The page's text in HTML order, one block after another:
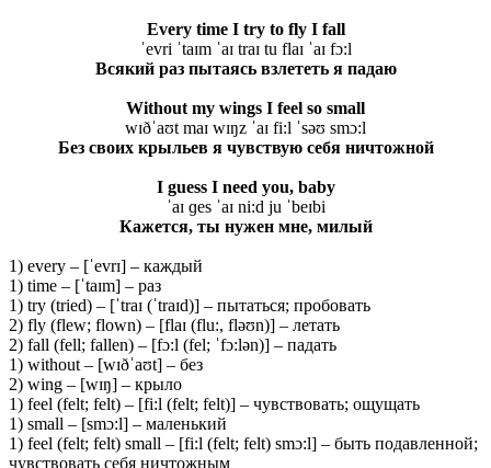
Every time I try to fly I fall
ˈevri ˈtaɪm ˈaɪ traɪ tu flaɪ ˈaɪ fɔ:l
Всякий раз пытаясь взлететь я падаю
Without my wings I feel so small
wɪðˈaʊt maɪ wɪŋz ˈaɪ fi:l ˈsəʊ smɔ:l
Без своих крыльев я чувствую себя ничтожной
I guess I need you, baby
ˈaɪ ɡes ˈaɪ ni:d ju ˈbeɪbi
Кажется, ты нужен мне, милый
1) every – [ˈevrɪ] – каждый
1) time – [ˈtaɪm] – раз
1) try (tried) – [ˈtraɪ (ˈtraɪd)] – пытаться; пробовать
2) fly (flew; flown) – [flaɪ (flu:, fləʊn)] – летать
2) fall (fell; fallen) – [fɔ:l (fel; ˈfɔ:lən)] – падать
1) without – [wɪðˈaʊt] – без
2) wing – [wɪŋ] – крыло
1) feel (felt; felt) – [fi:l (felt; felt)] – чувствовать; ощущать
1) small – [smɔ:l] – маленький
1) feel (felt; felt) small – [fi:l (felt; felt) smɔ:l] – быть подавленной;
чувствовать себя ничтожным